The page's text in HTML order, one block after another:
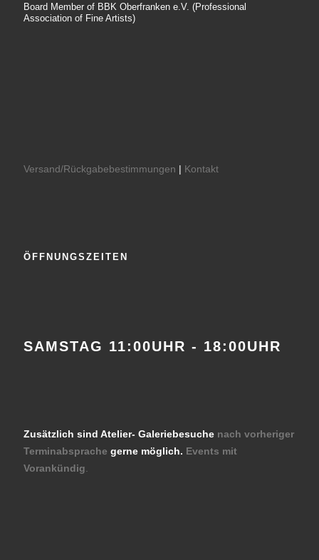
Board Member of BBK Oberfranken e.V. (Professional
Association of Fine Artists)
Versand/Rückgabebestimmungen | Kontakt
ÖFFNUNGSZEITEN
SAMSTAG 11:00UHR - 18:00UHR
Zusätzlich sind Atelier- Galeriebesuche nach vorheriger
Terminabsprache gerne möglich. Events mit
Vorankündig.